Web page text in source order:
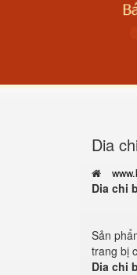
Dia
Dia chi
Sản
trang bị
Dia chi